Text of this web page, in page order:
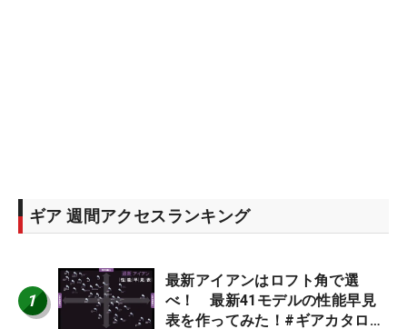
ギア 週間アクセスランキング
1
最新アイアンはロフト角で選
べ！ 最新41モデルの性能早見
表を作ってみた！#ギアカタログ